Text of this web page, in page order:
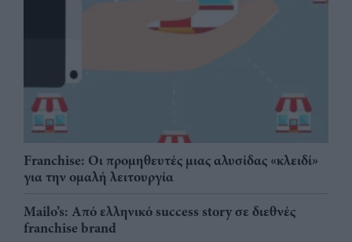
Franchise: Οι προμηθευτές μιας αλυσίδας «κλειδί»
για την ομαλή λειτουργία
Mailo’s: Από ελληνικό success story σε διεθνές
franchise brand